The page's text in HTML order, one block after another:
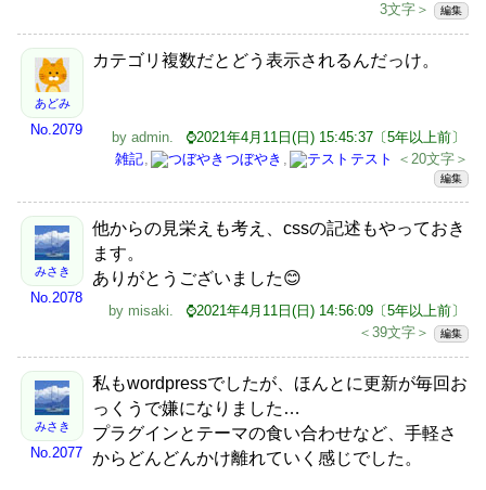
3文字＞
編集
あどみ
No.2079
カテゴリ複数だとどう表示されるんだっけ。
by admin.
⌚2021年4月11日(日) 15:45:37〔5年以上前〕
雑記, つぼやき , テスト ＜20文字＞
編集
みさき
No.2078
他からの見栄えも考え、cssの記述もやっておき
ます。
ありがとうございました😊
by misaki.
⌚2021年4月11日(日) 14:56:09〔5年以上前〕
＜39文字＞
編集
みさき
No.2077
私もwordpressでしたが、ほんとに更新が毎回お
っくうで嫌になりました…
プラグインとテーマの食い合わせなど、手軽さ
からどんどんかけ離れていく感じでした。